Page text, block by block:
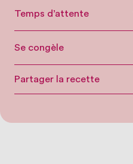
Temps d’attente
Se congèle
Partager la recette